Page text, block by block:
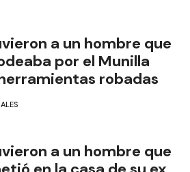
a un hombre que
por el Munilla
robadas
a un hombre que